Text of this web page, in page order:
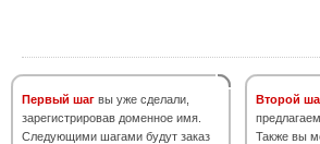
Первый шаг вы уже сделали,
зарегистрировав доменное имя.
Следующими шагами будут заказ
Второй
Также вы